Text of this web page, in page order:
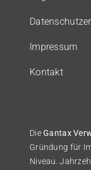
Impressum
Kontakt
DieGantax
Gründung für
Niveau.